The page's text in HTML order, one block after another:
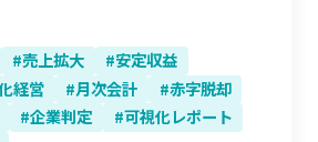
売上拡大
安定収益
経営 月次会計
赤字脱却
企業判定
可視化レポート